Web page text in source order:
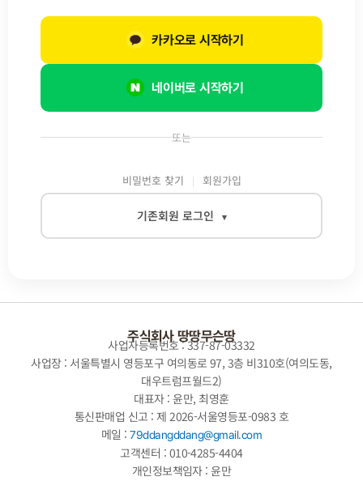
또는
비밀번호 찾기 회원가입
기존회원 로그인 ▾
로그인
네이버로 시작하기
카카오로 시작하기
주식회사 땅땅무슨땅
사업자등록번호 : 337-87-03332
사업장 : 서울특별시 영등포구 여의동로 97, 3층 비310호(여의도동,
대우트럼프월드2)
대표자 : 윤만, 최영훈
통신판매업 신고 : 제 2026-서울영등포-0983 호
메일 :79ddangddang@gmail.com
고객센터 : 010-4285-4404
개인정보책임자 : 윤만